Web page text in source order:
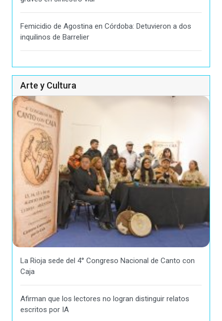
Femicidio de Agostina en Córdoba: Detuvieron a dos
inquilinos de Barrelier
Arte y Cultura
La Rioja sede del 4° Congreso Nacional de Canto con
Caja
Afirman que los lectores no logran distinguir relatos
escritos por IA